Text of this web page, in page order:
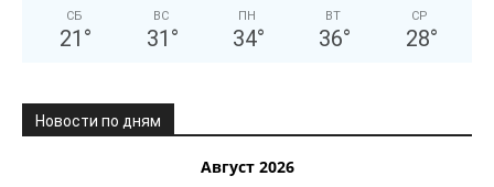
СБ
21 °
ВС
31 °
ПН
34°
ВТ
36°
СР
28°
Новости по дням
Август 2026